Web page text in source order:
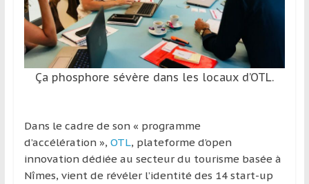
passion,
tout
en
profitant
culturelle
d’un
pays
Ça phosphore sévère dans les locaux d’OTL.
Dans le cadre de son « programme
d’accélération », OTL, plateforme d’open
innovation dédiée au secteur du tourisme basée à
Nîmes, vient de révéler l’identité des 14 start-up